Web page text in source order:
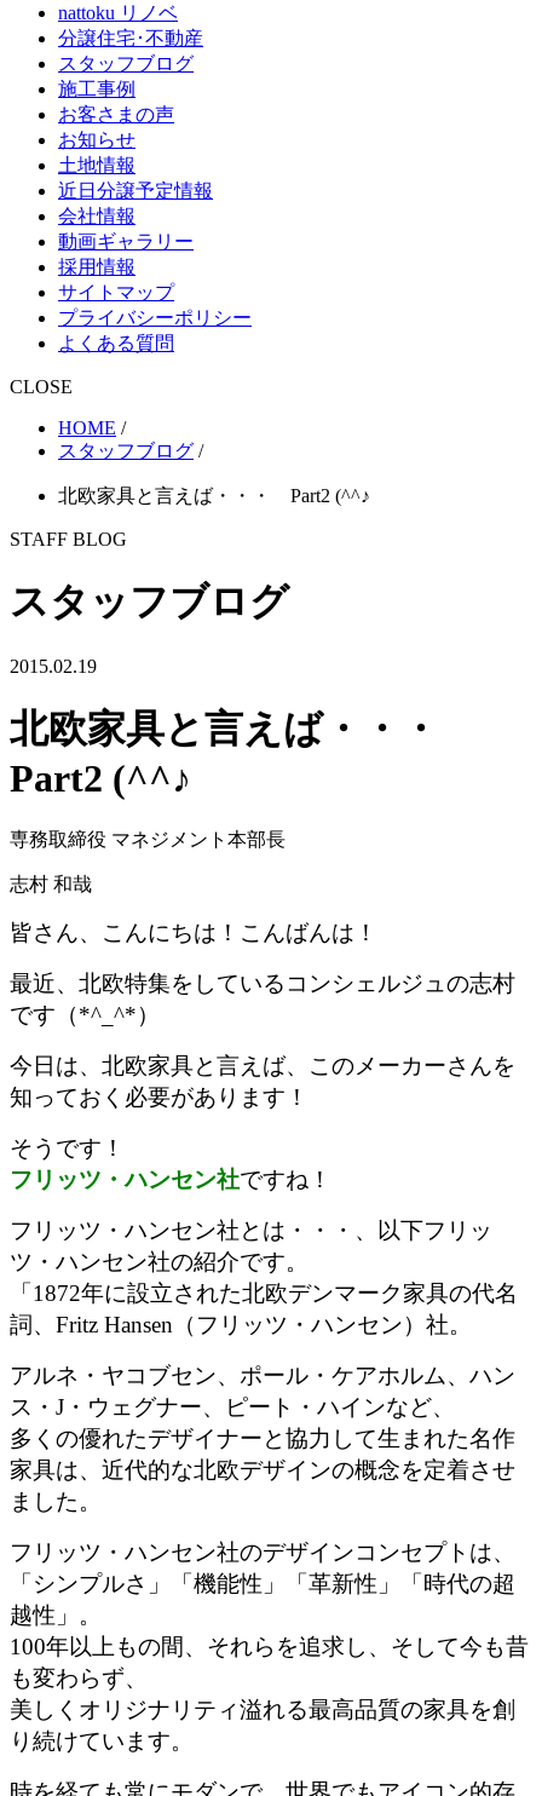
nattoku リノベ
分譲住宅･不動産
スタッフブログ
施工事例
お客さまの声
お知らせ
土地情報
近日分譲予定情報
会社情報
動画ギャラリー
採用情報
サイトマップ
プライバシーポリシー
よくある質問
CLOSE
HOME /
スタッフブログ /
北欧家具と言えば・・・ Part2 (^^♪
STAFF BLOG
スタッフブログ
2015.02.19
北欧家具と言えば・・・
Part2 (^^♪
専務取締役 マネジメント本部長
志村 和哉
皆さん、こんにちは！こんばんは！
最近、北欧特集をしているコンシェルジュの志村
です（*^_^*）
今日は、北欧家具と言えば、このメーカーさんを
知っておく必要があります！
そうです！
フリッツ・ハンセン社ですね！
フリッツ・ハンセン社とは・・・、以下フリッ
ツ・ハンセン社の紹介です。
「1872年に設立された北欧デンマーク家具の代名
詞、Fritz Hansen（フリッツ・ハンセン）社。
アルネ・ヤコブセン、ポール・ケアホルム、ハン
ス・J・ウェグナー、ピート・ハインなど、
多くの優れたデザイナーと協力して生まれた名作
家具は、近代的な北欧デザインの概念を定着させ
ました。
フリッツ・ハンセン社のデザインコンセプトは、
「シンプルさ」「機能性」「革新性」「時代の超
越性」。
100年以上もの間、それらを追求し、そして今も昔
も変わらず、
美しくオリジナリティ溢れる最高品質の家具を創
り続けています。